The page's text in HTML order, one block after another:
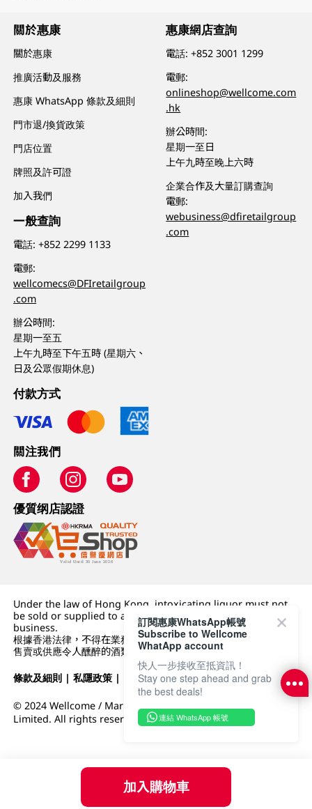
加入購物車
關於惠康
關於惠康
推廣活動及服務
惠康 WhatsApp 條款及細則
門市退/換貨政策
門店位置
牌照及許可證
加入我們
一般查詢
電話:+852 2299 1133
電郵:
wellcomecs@DFIretailgroup
.com
辦公時間:
星期一至五
上午九時至下午五時 (星期六、
日及公眾假期休息)
惠康網店查詢
電話:+852 3001 1299
電郵:
onlineshop@wellcome.com
.hk
辦公時間:
星期一至日
上午九時至晚上六時
企業合作及大量訂購查詢
電郵:
webusiness@dfiretailgroup
.com
付款方式
關注我們
優質纲店認證
Under the law of Hong Kong, intoxicating liquor must not
be sold or supplied to a minor (under 18) in the course of
business.
根據香港法律，不得在業務過程中，向未成年人 (18 歲以下人士)
售賣或供應令人醺醉的酒類。
條款及細則 |私隱政策 | DFI零售集團
© 2024 Wellcome / Market Place. The Dairy Farm Company
Limited. All rights reserved.
訂閱惠康WhatsApp帳號
Subscribe to Wellcome
WhatApp account
快人一步接收至抵資訊！
Stay one step ahead and grab
the best deals!
連結 WhatsApp 帳號